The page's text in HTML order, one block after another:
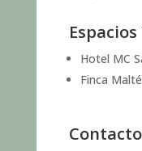
Hotel MC
Finca
Contacto